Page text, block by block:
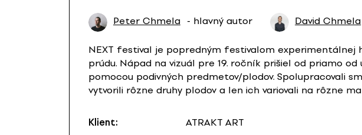
Peter Chmela - hlavný autor David Chmela
NEXT festival je popredným festivalom experimentálnej
prúdu. Nápad na vizuál pre 19. ročník prišiel od priamo
pomocou podivných predmetov/plodov. Spolupracovali
vytvorili rôzne druhy plodov a len ich variovali na rôzne
Klient:
ATRAKT ART